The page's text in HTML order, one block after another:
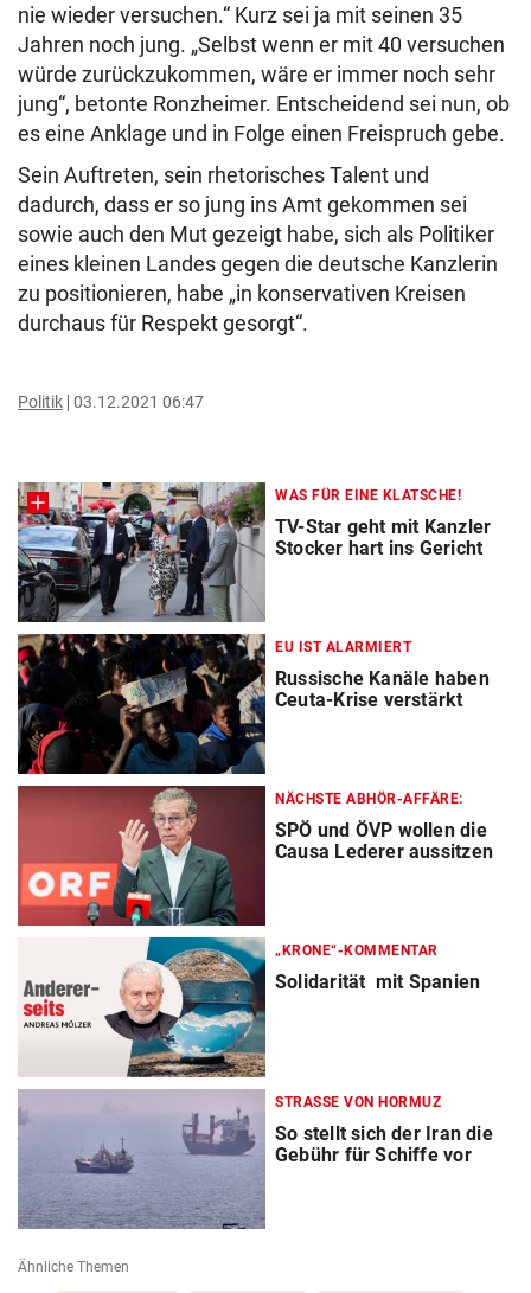
nie wieder versuchen.“ Kurz sei ja mit seinen 35
Jahren noch jung. „Selbst wenn er mit 40 versuchen
würde zurückzukommen, wäre er immer noch sehr
jung“, betonte Ronzheimer. Entscheidend sei nun, ob
es eine Anklage und in Folge einen Freispruch gebe.
Sein Auftreten, sein rhetorisches Talent und
dadurch, dass er so jung ins Amt gekommen sei
sowie auch den Mut gezeigt habe, sich als Politiker
eines kleinen Landes gegen die deutsche Kanzlerin
zu positionieren, habe „in konservativen Kreisen
durchaus für Respekt gesorgt“.
Politik 03.12.2021 06:47
WAS FÜR EINE KLATSCHE!
TV-Star geht mit Kanzler
Stocker hart ins Gericht
EU IST ALARMIERT
Russische Kanäle haben
Ceuta-Krise verstärkt
NÄCHSTE ABHÖR-AFFÄRE:
SPÖ und ÖVP wollen die
Causa Lederer aussitzen
„KRONE“-KOMMENTAR
Solidarität mit Spanien
STRASSE VON HORMUZ
So stellt sich der Iran die
Gebühr für Schiffe vor
Ähnliche Themen